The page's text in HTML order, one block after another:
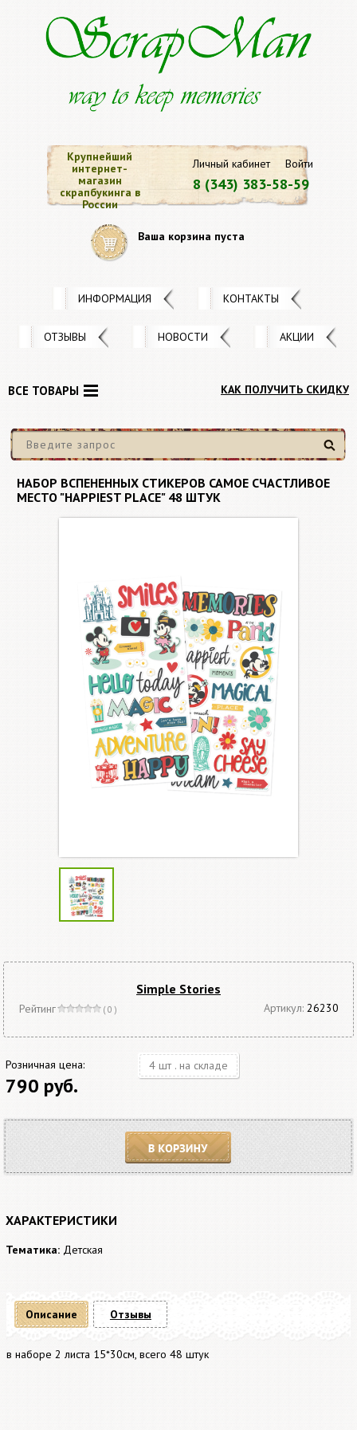
Личный кабинет Войти
8 (343) 383-58-59
Крупнейший
интернет-
магазин
скрапбукинга в
России
Ваша корзина пуста
ИНФОРМАЦИЯ КОНТАКТЫ
ОТЗЫВЫ НОВОСТИ АКЦИИ
КАК ПОЛУЧИТЬ СКИДКУ
Найти
ВСЕ ТОВАРЫ
НАБОР ВСПЕНЕННЫХ СТИКЕРОВ САМОЕ СЧАСТЛИВОЕ
МЕСТО "HAPPIEST PLACE" 48 ШТУК
Simple Stories
Рейтинг ( 0 ) Артикул: 26230
Розничная цена:
790 руб.
4 шт . на складе
В корзину
ХАРАКТЕРИСТИКИ
Тематика: Детская
Описание
в наборе 2 листа 15*30см, всего 48 штук
Отзывы